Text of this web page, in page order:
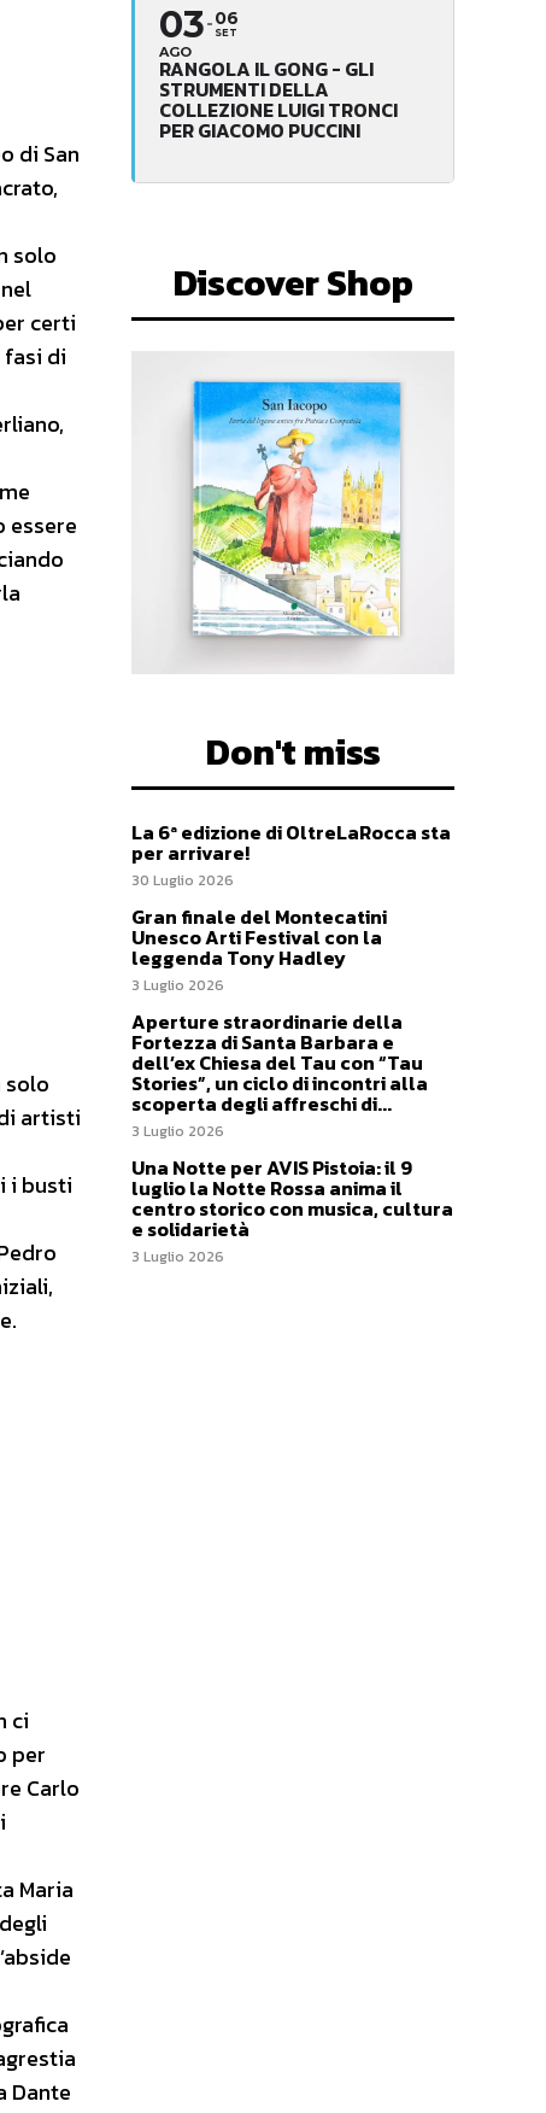
di San
solo
certi
fasi di
essere
solo
artisti
i busti
ci
per
Carlo
Maria
Dante
03
AGO
06
SET
RANGOLA IL GONG - GLI
STRUMENTI DELLA
COLLEZIONE LUIGI TRONCI
PER GIACOMO PUCCINI
Discover Shop
Don't miss
La 6ª edizione di OltreLaRocca sta
per arrivare!
30 Luglio 2026
Gran finale del Montecatini
Unesco Arti Festival con la
leggenda Tony Hadley
3 Luglio 2026
Aperture straordinarie della
Fortezza di Santa Barbara e
dell’ex Chiesa del Tau con “Tau
Stories”, un ciclo di incontri alla
scoperta degli affreschi di...
3 Luglio 2026
Una Notte per AVIS Pistoia: il 9
luglio la Notte Rossa anima il
centro storico con musica, cultura
e solidarietà
3 Luglio 2026